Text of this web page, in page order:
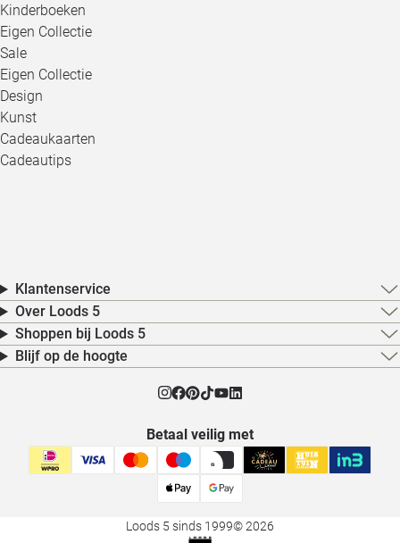
Kinderboeken
Eigen Collectie
Sale
Eigen Collectie
Design
Kunst
Cadeaukaarten
Cadeautips
Klantenservice
Over Loods 5
Shoppen bij Loods 5
Blijf op de hoogte
Betaal veilig met
Loods 5 sinds 1999© 2026